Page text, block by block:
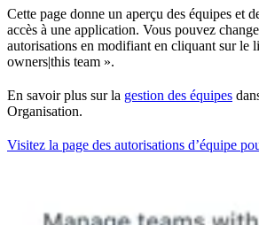
Cette page donne un aperçu des équipes et
accès à une application. Vous pouvez
autorisations en modifiant en cliquant sur le
owners|this team ».
En savoir plus sur la gestion des équipes
Organisation.
Visitez la page des autorisations d’équipe